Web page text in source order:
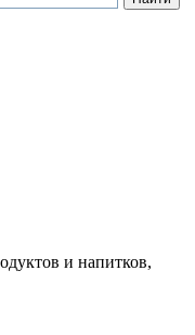
и напитков,